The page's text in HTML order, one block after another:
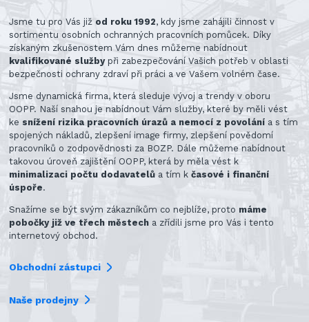
Jsme tu pro Vás již od roku 1992, kdy jsme zahájili činnost v
sortimentu osobních ochranných pracovních pomůcek. Díky
získaným zkušenostem Vám dnes můžeme nabídnout
kvalifikované službypři zabezpečování Vašich potřeb v oblasti
bezpečnosti ochrany zdraví při práci a ve Vašem volném čase.
Jsme dynamická firma, která sleduje vývoj a trendy v oboru
OOPP. Naší snahou je nabídnout Vám služby, které by měli vést
ke snížení rizika pracovních úrazů a nemocí z povolání a s tím
spojených nákladů, zlepšení image firmy, zlepšení povědomí
pracovníků o zodpovědnosti za BOZP. Dále můžeme nabídnout
takovou úroveň zajištění OOPP, která by měla vést k
minimalizaci počtu dodavatelů a tím kčasové i finanční
úspoře.
Snažíme se být svým zákazníkům co nejblíže, proto máme
pobočky již ve třech městech a zřídili jsme pro Vás i tento
internetový obchod.
Obchodní zástupci
Naše prodejny